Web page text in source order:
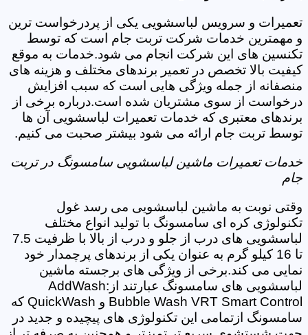
تعمیرات و سرویس لباسشویی یکی از پردرخواست ترین
و مهمترین خدمات شرکت تربت جام است که توسط
تکنسین های این شرکت انجام می شود.خدمات به موقع
کیفیت بالا تخصص در تعمیر برندهای مختلف و هزینه های
منصفانه از جمله ویژگی هایی است که سبب افزایش
درخواست از سوی مشتریان شده است.درباره برخی از
برندهای معتبری که خدمات تعمیرات لباسشویی آن ها
توسط تربت جام ارائه می شود بیشتر صحبت می کنیم.
خدمات تعمیرات ماشین لباسشویی سامسونگ در تربت
جام
وقتی نوبت به ماشین لباسشویی می رسد غول
تکنولوژی کره ای سامسونگ با تولید انواع مختلف
لباسشویی های درب از جلو و درب از بالا با ظرفیت 7.5
تا 16 کیلو گرم به عنوان یکی از برندهای پرچمدار خود
نمایی می کند.برخی از ویژگی های برجسته ماشین
لباسشویی های سامسونگ عبارتند از:AddWash
Bubble Wash VRT Smart Control و QuickWash که
سامسونگ ازتمامی این تکنولوژی های پیچیده و جدید در